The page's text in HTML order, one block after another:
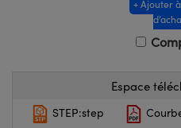
+ Ajouter
Espace
STEP:step